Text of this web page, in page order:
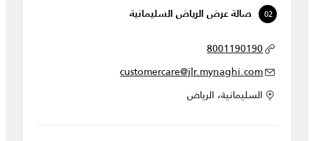
02 صالة عرض الرياض السليمانية
8001190190
customercare@jlr.mynaghi.com
السليمانية، الرياض